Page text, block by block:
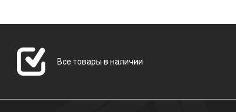
Все товары в наличии